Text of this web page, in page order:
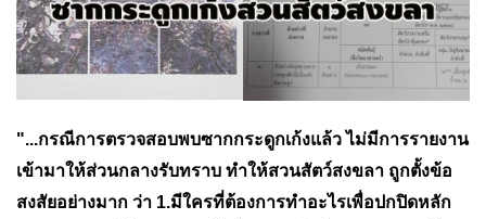
"...กรณีการตรวจสอบพบซากกระดูกเก้งแล้ว ไม่มีการรายงาน
เข้ามาให้ส่วนกลางรับทราบ ทำให้สวนสัตว์สงขลา ถูกตั้งข้อ
สงสัยอย่างมาก ว่า 1.มีใครที่ต้องการทำอะไรเพื่อปกปิดหลัก